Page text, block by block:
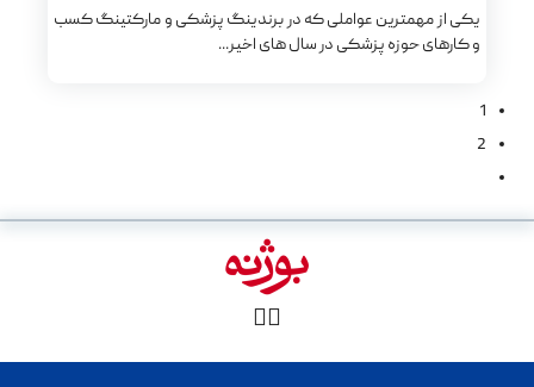
یکی از مهمترین عواملی که در برندینگ پزشکی و مارکتینگ کسب
و کارهای حوزه پزشکی در سال های اخیر...
1
2